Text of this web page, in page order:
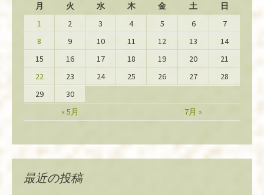
月
火 水 木 金 土 日
« 5月 7月 »
1 2 3 4 5 6
7
8
9 10 11 12 13
14
15
16 17 18 19 20
21
22
23 24 25 26 27
28
29
30
最近の投稿